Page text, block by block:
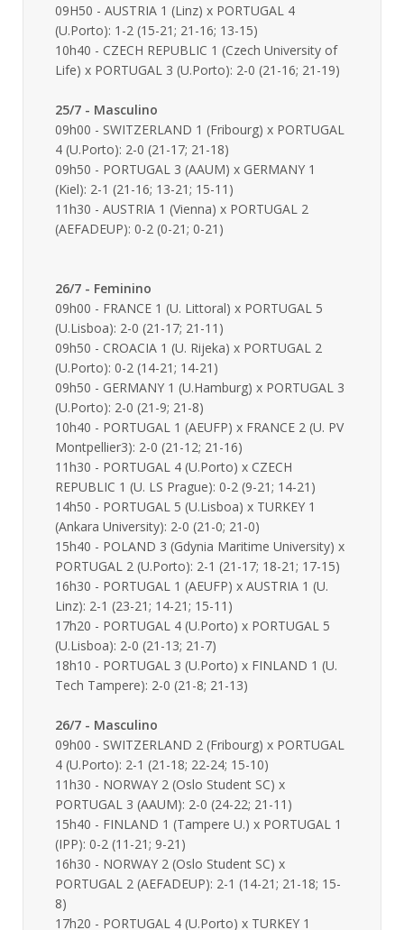
09H50 - AUSTRIA 1 (Linz) x PORTUGAL 4
(U.Porto): 1-2 (15-21; 21-16; 13-15)
10h40 - CZECH REPUBLIC 1 (Czech University of
Life) x PORTUGAL 3 (U.Porto): 2-0 (21-16; 21-19)
25/7 - Masculino
09h00 - SWITZERLAND 1 (Fribourg) x PORTUGAL
4 (U.Porto): 2-0 (21-17; 21-18)
09h50 - PORTUGAL 3 (AAUM) x GERMANY 1
(Kiel): 2-1 (21-16; 13-21; 15-11)
11h30 - AUSTRIA 1 (Vienna) x PORTUGAL 2
(AEFADEUP): 0-2 (0-21; 0-21)
26/7 - Feminino
09h00 - FRANCE 1 (U. Littoral) x PORTUGAL 5
(U.Lisboa): 2-0 (21-17; 21-11)
09h50 - CROACIA 1 (U. Rijeka) x PORTUGAL 2
(U.Porto): 0-2 (14-21; 14-21)
09h50 - GERMANY 1 (U.Hamburg) x PORTUGAL 3
(U.Porto): 2-0 (21-9; 21-8)
10h40 - PORTUGAL 1 (AEUFP) x FRANCE 2 (U. PV
Montpellier3): 2-0 (21-12; 21-16)
11h30 - PORTUGAL 4 (U.Porto) x CZECH
REPUBLIC 1 (U. LS Prague): 0-2 (9-21; 14-21)
14h50 - PORTUGAL 5 (U.Lisboa) x TURKEY 1
(Ankara University): 2-0 (21-0; 21-0)
15h40 - POLAND 3 (Gdynia Maritime University) x
PORTUGAL 2 (U.Porto): 2-1 (21-17; 18-21; 17-15)
16h30 - PORTUGAL 1 (AEUFP) x AUSTRIA 1 (U.
Linz): 2-1 (23-21; 14-21; 15-11)
17h20 - PORTUGAL 4 (U.Porto) x PORTUGAL 5
(U.Lisboa): 2-0 (21-13; 21-7)
18h10 - PORTUGAL 3 (U.Porto) x FINLAND 1 (U.
Tech Tampere): 2-0 (21-8; 21-13)
26/7 - Masculino
09h00 - SWITZERLAND 2 (Fribourg) x PORTUGAL
4 (U.Porto): 2-1 (21-18; 22-24; 15-10)
11h30 - NORWAY 2 (Oslo Student SC) x
PORTUGAL 3 (AAUM): 2-0 (24-22; 21-11)
15h40 - FINLAND 1 (Tampere U.) x PORTUGAL 1
(IPP): 0-2 (11-21; 9-21)
16h30 - NORWAY 2 (Oslo Student SC) x
PORTUGAL 2 (AEFADEUP): 2-1 (14-21; 21-18; 15-
8)
17h20 - PORTUGAL 4 (U.Porto) x TURKEY 1